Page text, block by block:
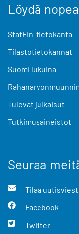
Löydä
StatFin-tietokanta
Tilastotietokannat
Suomi lukuina
Rahanarvonmuunnin
Tulevat julkaisut
Tutkimusaineistot
Seuraa
Tilaa uutisviesti
Facebook
Twitter